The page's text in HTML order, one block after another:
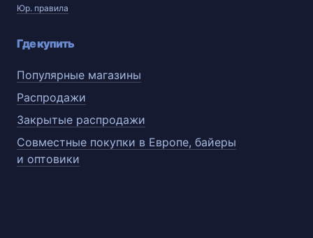
Юр. правила
Где купить
Популярные магазины
Распродажи
Закрытые распродажи
Совместные покупки в Европе, байеры
и оптовики